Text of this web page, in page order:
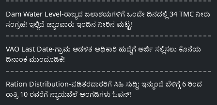
Dam Water Level-ರಾಜ್ಯದ ಜಲಾಶಯಗಳಿಗೆ ಒಂದೇ ದಿನದಲ್ಲಿ 34 TMC ನೀರು
ಸಂಗ್ರಹ! ಇಲ್ಲಿದೆ ಡ್ಯಾಂವಾರು ಇಂದಿನ ನೀರಿನ ಮಟ್ಟ!
VAO Last Date-ಗ್ರಾಮ ಆಡಳಿತ ಅಧಿಕಾರಿ ಹುದ್ದೆಗೆ ಅರ್ಜಿ ಸಲ್ಲಿಸಲು ಕೊನೆಯ
ದಿನಾಂಕ ಮುಂದೂಡಿಕೆ!
Ration Distribution-ಪಡಿತರದಾರರಿಗೆ ಸಿಹಿ ಸುದ್ದಿ: ಇನ್ಮುಂದೆ ಬೆಳಿಗ್ಗೆ 6 ರಿಂದ
ರಾತ್ರಿ 10 ರವರೆಗೆ ನ್ಯಾಯಬೆಲೆ ಅಂಗಡಿಗಳು ಓಪನ್!